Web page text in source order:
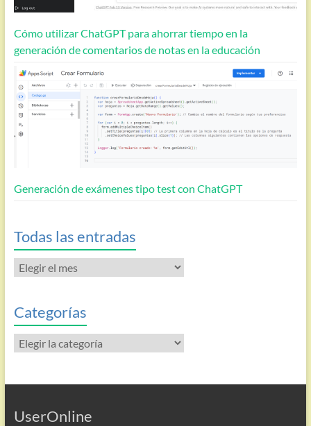
Cómo utilizar ChatGPT para ahorrar tiempo en la
generación de comentarios de notas en la educación
Generación de exámenes tipo test con ChatGPT
Todas las entradas
Todas
las
Categorías
Categorías
UserOnline